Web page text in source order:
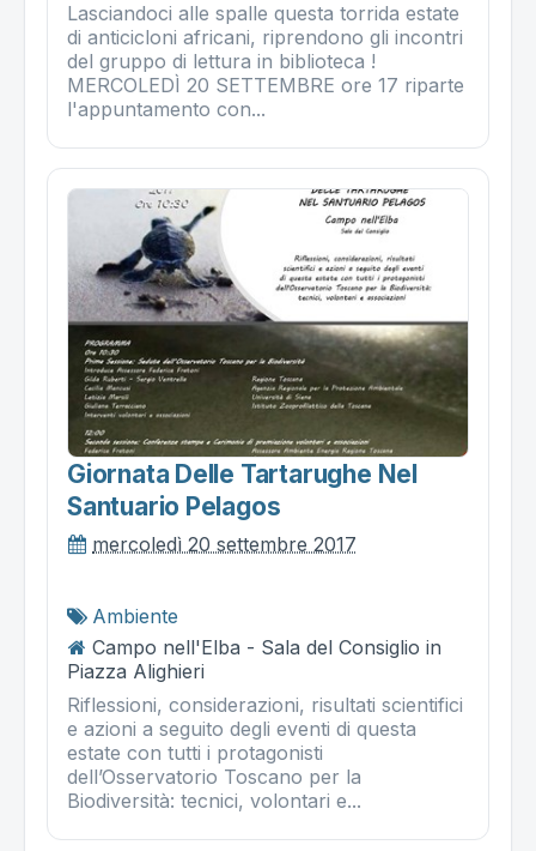
Lasciandoci alle spalle questa torrida estate
di anticicloni africani, riprendono gli incontri
del gruppo di lettura in biblioteca !
MERCOLEDÌ 20 SETTEMBRE ore 17 riparte
l'appuntamento con...
Giornata Delle Tartarughe Nel
Santuario Pelagos
mercoledì 20 settembre 2017
Ambiente
Campo nell'Elba - Sala del Consiglio in
Piazza Alighieri
Riflessioni, considerazioni, risultati scientifici
e azioni a seguito degli eventi di questa
estate con tutti i protagonisti
dell’Osservatorio Toscano per la
Biodiversità: tecnici, volontari e...